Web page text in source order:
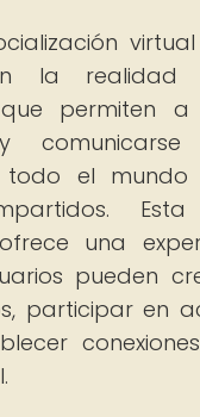
la realidad
permiten a
todo el mundo
una
pueden
participar en